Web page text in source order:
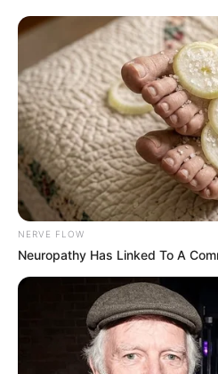
NERVE FLOW
Neuropathy Has Linked To A